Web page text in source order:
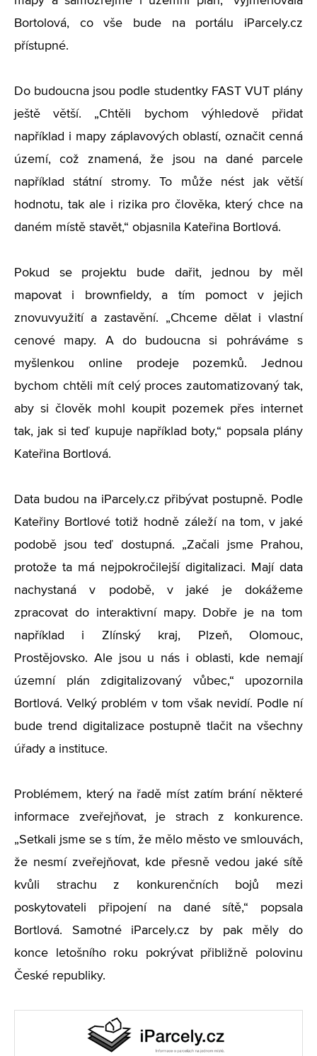
Bortolová, co vše bude na portálu iParcely.cz
přístupné.
Do budoucna jsou podle studentky FAST VUT plány
ještě větší. „Chtěli bychom výhledově přidat
například i mapy záplavových oblastí, označit cenná
území, což znamená, že jsou na dané parcele
například státní stromy. To může nést jak větší
hodnotu, tak ale i rizika pro člověka, který chce na
daném místě stavět,“ objasnila Kateřina Bortlová.
Pokud se projektu bude dařit, jednou by měl
mapovat i brownfieldy, a tím pomoct v jejich
znovuvyužití a zastavění. „Chceme dělat i vlastní
cenové mapy. A do budoucna si pohráváme s
myšlenkou online prodeje pozemků. Jednou
bychom chtěli mít celý proces zautomatizovaný tak,
aby si člověk mohl koupit pozemek přes internet
tak, jak si teď kupuje například boty,“ popsala plány
Kateřina Bortlová.
Data budou na iParcely.cz přibývat postupně. Podle
Kateřiny Bortlové totiž hodně záleží na tom, v jaké
podobě jsou teď dostupná. „Začali jsme Prahou,
protože ta má nejpokročilejší digitalizaci. Mají data
nachystaná v podobě, v jaké je dokážeme
zpracovat do interaktivní mapy. Dobře je na tom
například i Zlínský kraj, Plzeň, Olomouc,
Prostějovsko. Ale jsou u nás i oblasti, kde nemají
územní plán zdigitalizovaný vůbec,“ upozornila
Bortlová. Velký problém v tom však nevidí. Podle ní
bude trend digitalizace postupně tlačit na všechny
úřady a instituce.
Problémem, který na řadě míst zatím brání některé
informace zveřejňovat, je strach z konkurence.
„Setkali jsme se s tím, že mělo město ve smlouvách,
že nesmí zveřejňovat, kde přesně vedou jaké sítě
kvůli strachu z konkurenčních bojů mezi
poskytovateli připojení na dané sítě,“ popsala
Bortlová. Samotné iParcely.cz by pak měly do
konce letošního roku pokrývat přibližně polovinu
České republiky.